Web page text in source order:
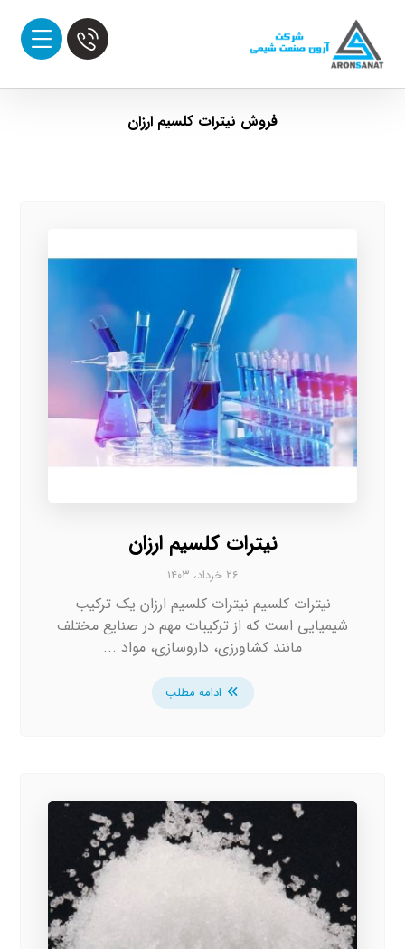
فروش نیترات کلسیم ارزان
نیترات کلسیم ارزان
۲۶ خرداد، ۱۴۰۳
نیترات کلسیم نیترات کلسیم ارزان یک ترکیب
شیمیایی است که از ترکیبات مهم در صنایع مختلف
مانند کشاورزی، داروسازی، مواد ...
ادامه مطلب